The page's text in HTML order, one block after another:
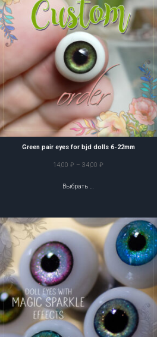
Green pair eyes for bjd dolls 6-22mm
14,00 ₽ – 34,00 ₽Диапазон
34,00 ₽
Выбрать …